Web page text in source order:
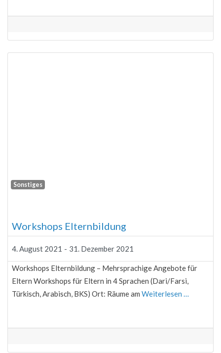
Sonstiges
Workshops Elternbildung
4. August 2021 - 31. Dezember 2021
Workshops Elternbildung – Mehrsprachige Angebote für
Eltern Workshops für Eltern in 4 Sprachen (Dari/Farsi,
Türkisch, Arabisch, BKS) Ort: Räume am Weiterlesen …